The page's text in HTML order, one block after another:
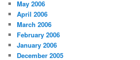
May 2006
April 2006
March 2006
February 2006
January 2006
December 2005